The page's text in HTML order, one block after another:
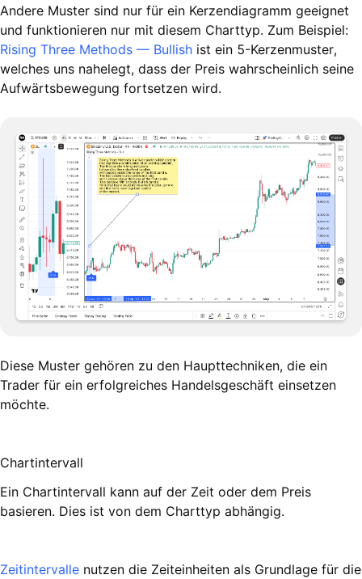
Andere Muster sind nur für ein Kerzendiagramm geeignet
und funktionieren nur mit diesem Charttyp. Zum Beispiel:
Rising Three Methods — Bullish ist ein 5-Kerzenmuster,
welches uns nahelegt, dass der Preis wahrscheinlich seine
Aufwärtsbewegung fortsetzen wird.
Diese Muster gehören zu den Haupttechniken, die ein
Trader für ein erfolgreiches Handelsgeschäft einsetzen
möchte.
Chartintervall
Ein Chartintervall kann auf der Zeit oder dem Preis
basieren. Dies ist von dem Charttyp abhängig.
Zeitintervalle nutzen die Zeiteinheiten als Grundlage für die